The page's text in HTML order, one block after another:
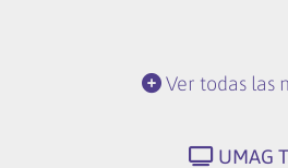
Ver todas las
UMAG